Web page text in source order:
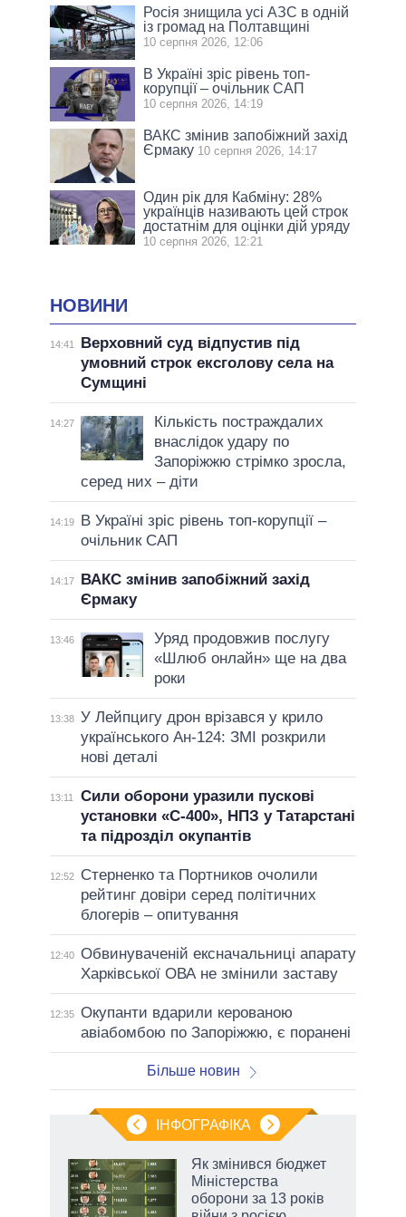
Росія знищила усі АЗС в одній
із громад на Полтавщині
10 серпня 2026, 12:06
В Україні зріс рівень топ-
корупції – очільник САП
10 серпня 2026, 14:19
ВАКС змінив запобіжний захід
Єрмаку 10 серпня 2026, 14:17
Один рік для Кабміну: 28%
українців називають цей строк
достатнім для оцінки дій уряду
10 серпня 2026, 12:21
НОВИНИ
14:41
Верховний суд відпустив під
умовний строк ексголову села на
Сумщині
14:27
Кількість постраждалих
внаслідок удару по
Запоріжжю стрімко зросла,
серед них – діти
14:19
В Україні зріс рівень топ-корупції –
очільник САП
14:17
ВАКС змінив запобіжний захід
Єрмаку
13:46
Уряд продовжив послугу
«Шлюб онлайн» ще на два
роки
13:38 У Лейпцигу дрон врізався у крило
українського Ан-124: ЗМІ розкрили
нові деталі
13:11
Сили оборони уразили пускові
установки «С-400», НПЗ у Татарстані
та підрозділ окупантів
12:52
Стерненко та Портников очолили
рейтинг довіри серед політичних
блогерів – опитування
12:40 Обвинуваченій ексначальниці апарату
Харківської ОВА не змінили заставу
12:35 Окупанти вдарили керованою
авіабомбою по Запоріжжю, є поранені
Більше новин
ІНФОГРАФІКА
Як змінився бюджет
Міністерства
оборони за 13 років